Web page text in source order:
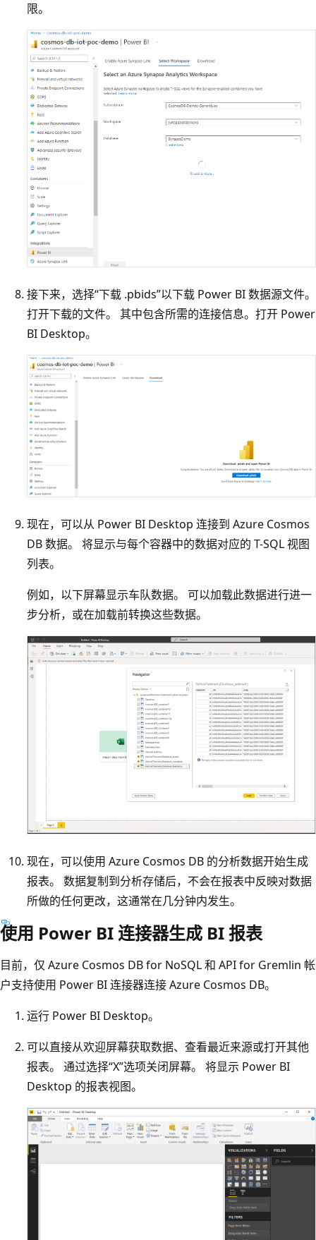
限。
接下来，选择“下载 .pbids”以下载 Power BI 数据源文件。
打开下载的文件。 其中包含所需的连接信息。打开 Power
BI Desktop。
现在，可以从 Power BI Desktop 连接到 Azure Cosmos
DB 数据。 将显示与每个容器中的数据对应的 T-SQL 视图
列表。
例如，以下屏幕显示车队数据。 可以加载此数据进行进一
步分析，或在加载前转换这些数据。
现在，可以使用 Azure Cosmos DB 的分析数据开始生成
报表。 数据复制到分析存储后，不会在报表中反映对数据
所做的任何更改，这通常在几分钟内发生。
使用 Power BI 连接器生成 BI 报表
目前，仅 Azure Cosmos DB for NoSQL 和 API for Gremlin 帐
户支持使用 Power BI 连接器连接 Azure Cosmos DB。
运行 Power BI Desktop。
可以直接从欢迎屏幕获取数据、查看最近来源或打开其他
报表。 通过选择“X”选项关闭屏幕。 将显示 Power BI
Desktop 的报表视图。